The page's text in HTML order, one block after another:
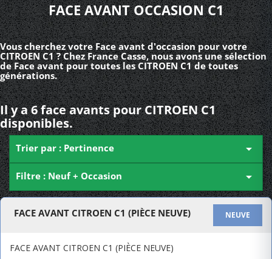
FACE AVANT OCCASION C1
Vous cherchez votre Face avant d'occasion pour votre
CITROEN C1 ? Chez France Casse, nous avons une sélection
de Face avant pour toutes les CITROEN C1 de toutes
générations.
Il y a 6 face avants pour CITROEN C1
disponibles.
Trier par : Pertinence 
Filtre : Neuf + Occasion 
FACE AVANT CITROEN C1 (PIÈCE NEUVE) NEUVE
FACE AVANT CITROEN C1 (PIÈCE NEUVE)